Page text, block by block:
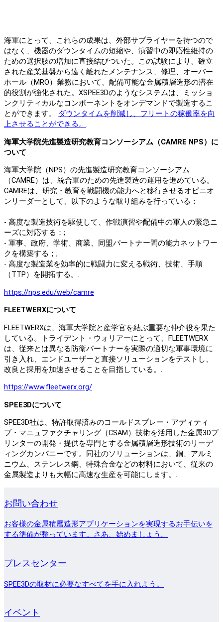
海軍にとって、これらの成果は、外部サプライヤーを待つので
はなく、機器のダウンタイムの短縮や、演習中の即応性維持の
ための選択肢の増加に直接結びついた。この試験により、確立
された産業基盤から遠く離れたメンテナンス、修理、オーバー
ホール（MRO）業務において、配備可能な金属積層造形の潜在
的役割が強化された。XSPEE3Dのようなシステムは、ミッショ
ンクリティカルなコンポーネントをオンデマンドで製造するこ
とができます。
ダウンタイムを削減し、フリートの稼働率を向
上させることができる。 .
海軍大学院先進製造研究教育コンソーシアム（CAMRE NPS）に
ついて
海軍大学院（NPS）の先進製造研究教育コンソーシアム
（CAMRE）は、統合軍のための先進製造の運用を進めている。
CAMREは、研究・教育を戦闘機の能力へと移行させるオピニオ
ンリーダーとして、以下のような取り組みを行っている：
- 高度な製造技術を駆使して、作戦演習や配備中の軍人の緊急ニ
ーズに対応する；;
- 軍事、政府、学術、商業、同盟パートナー間の能力ネットワー
クを構築する；;
- 高度な製造業を効率的に戦闘力に変える戦術、技術、手順
（TTP）を開拓する。.
https://nps.edu/web/camre
FLEETWERXについて
FLEETWERXは、海軍大学院と産学官を結ぶ重要な仲介役を果た
している。トライデント・ウォリアーにとって、FLEETWERX
は、従来とは異なる防衛パートナーを実際の適切な軍事環境に
引き入れ、エンドユーザーと直接ソリューションをテストし、
改良と採用を加速させることを目指している。.
https://www.fleetwerx.org/
SPEE3Dについて
SPEE3D社は、特許取得済みのコールドスプレー・アディティ
ブ・マニュファクチャリング（CSAM）技術を活用した金属3Dプ
リンターの開発・提供を専門とする金属積層造形技術のリーデ
ィングカンパニーです。同社のソリューションは、銅、アルミ
ニウム、ステンレス鋼、特殊合金などの材料において、従来の
金属製造よりも大幅に高速な生産を可能にします。.
お問い合わせ
お客様の金属積層造形アプリケーションを実現するお手伝いを
する準備が整っています。さあ、始めましょう。
プレスセンター
SPEE3Dの取材に必要なすべてを手に入れよう。
イベント